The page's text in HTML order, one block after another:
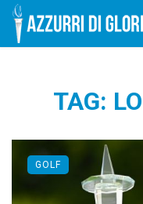
TAG:
GOLF